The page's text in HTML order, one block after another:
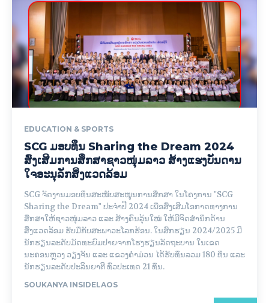
EDUCATION & SPORTS
SCG ມອບທຶນ Sharing the Dream 2024
ສົ່ງເສີມການສຶກສາຊາວໜຸ່ມລາວ ສ້າງແຮງບັນດານ
ໃຈອະນຸລັກສິ່ງແວດລ້ອມ
SCG ຈັດງານມອບທຶນສະໜັບສະໜູນການສຶກສາ ໃນໂຄງການ "SCG
Sharing the Dream" ປະຈຳປີ 2024 ເພື່ອສົ່ງເສີມໂອກາດທາງການ
ສຶກສາໃຫ້ຊາວໜຸ່ມລາວ ແລະ ສ້າງຄົນລຸ້ນໃໝ່ ໃຫ້ມີຈິດສຳນຶກດ້ານ
ສິ່ງແວດລ້ອມ ຮັບມືກັບສະພາວະໂລກຮ້ອນ. ໃນສົກຮຽນ 2024/2025 ມີ
ນັກຮຽນລະດັບມັດທະຍົມປາຍຈາກໂຮງຮຽນລັດຖະບານ ໃນເຂດ
ນະຄອນຫຼວງ ວຽງຈັນ ແລະ ແຂວງຄຳມ່ວນ ໄດ້ຮັບທຶນລວມ 180 ທຶນ ແລະ
ນັກຮຽນລະດັບປະລິນຍາຕີ ທົ່ວປະເທດ 21 ທຶນ.
SOUKANYA INSIDELAOS